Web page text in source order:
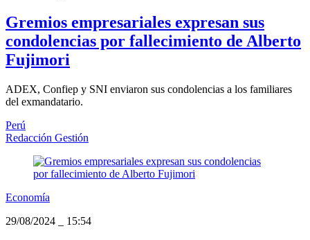
Gremios empresariales expresan sus
condolencias por fallecimiento de Alberto
Fujimori
ADEX, Confiep y SNI enviaron sus condolencias a los familiares
del exmandatario.
Perú
Redacción Gestión
Economía
29/08/2024
15:54